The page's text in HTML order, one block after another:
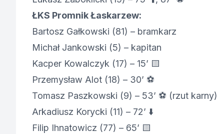
ŁKS Promnik Łaskarzew:
Bartosz Gałkowski (81) – bramkarz
Michał Jankowski (5) – kapitan
Kacper Kowalczyk (17) – 15’ 🟨
Przemysław Alot (18) – 30’ ⚽
Tomasz Paszkowski (9) – 53’ ⚽ (rzut karny)
Arkadiusz Korycki (11) – 72’ ⬇️
Filip Ihnatowicz (77) – 65’ 🟨